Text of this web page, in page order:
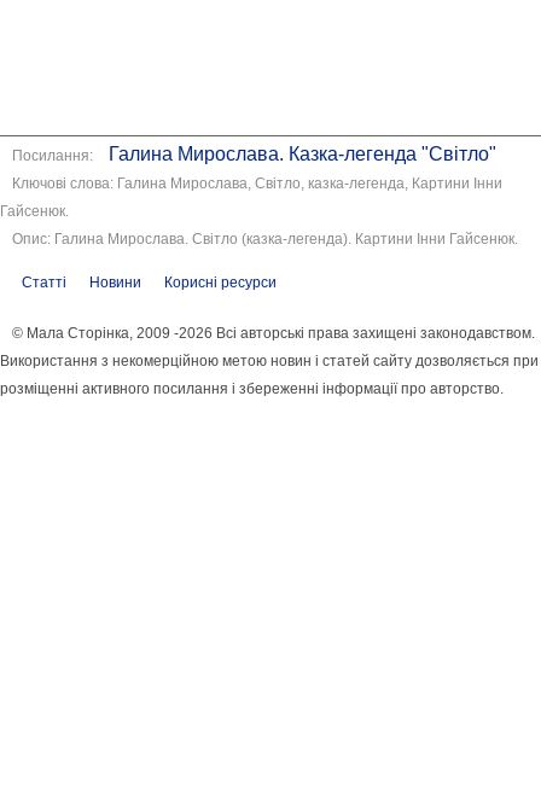
Посилання: Галина Мирослава. Казка-легенда "Світло"
Ключові слова: Галина Мирослава, Світло, казка-легенда, Картини Інни
Гайсенюк.
Опис: Галина Мирослава. Світло (казка-легенда). Картини Інни Гайсенюк.
Статті Новини Корисні ресурси
© Мала Сторінка, 2009 -2026 Всі авторські права захищені законодавством.
Використання з некомерційною метою новин і статей сайту дозволяється при
розміщенні активного посилання і збереженні інформації про авторство.